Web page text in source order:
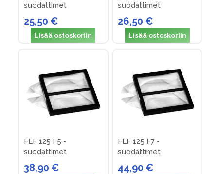
suodattimet
25,50 €
Lisää ostoskoriin
suodattimet
26,50 €
Lisää ostoskoriin
FLF 125 F5 -
suodattimet
38,90 €
FLF 125 F7 -
suodattimet
44,90 €